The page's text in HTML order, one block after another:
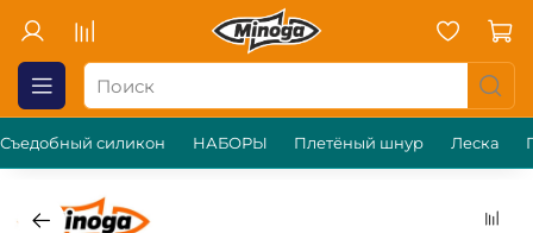
Съедобный силикон НАБОРЫ Плетёный шнур Леска